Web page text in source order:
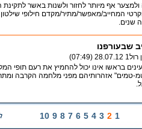
ולמצער אף מיותר לחזור ולשנות באשר
המחייב/מאפשר/מתיר/מקדם חילופי
שנים.
שבעורפנו
28.07.12 (07:49)
בראשו אינו יכול להחמיץ את רעם תופי
טמים" אזהרותיהם מפני מלחמה הקרבה
1
2
3
4
5
6
7
8
9
10